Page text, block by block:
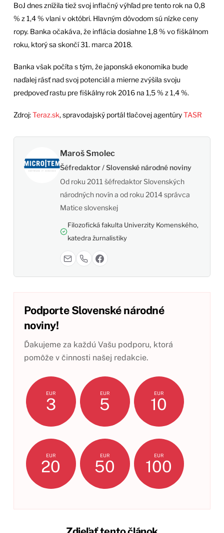
BoJ dnes znížila tiež svoj inflačný výhľad pre tento rok na 0,8
% z 1,4 % vlani v októbri. Hlavným dôvodom sú nízke ceny
ropy. Banka očakáva, že inflácia dosiahne 1,8 % vo fiškálnom
roku, ktorý sa skončí 31. marca 2018.
Banka však počíta s tým, že japonská ekonomika bude
naďalej rásť nad svoj potenciál a mierne zvýšila svoju
predpoveď rastu pre fiškálny rok 2016 na 1,5 % z 1,4 %.
Zdroj:Teraz.sk, spravodajský portál tlačovej agentúryTASR
Maroš Smolec
Šéfredaktor / Slovenské národné noviny
Od roku 2011 šéfredaktor Slovenských
národných novín a od roku 2014 správca
Matice slovenskej
Filozofická fakulta Univerzity Komenského,
katedra žurnalistiky
Podporte Slovenské národné
noviny!
Ďakujeme za každú Vašu podporu, ktorá
pomôže v činnosti našej redakcie.
EUR
3
EUR
5
EUR
10
EUR
20
EUR
50
EUR
100